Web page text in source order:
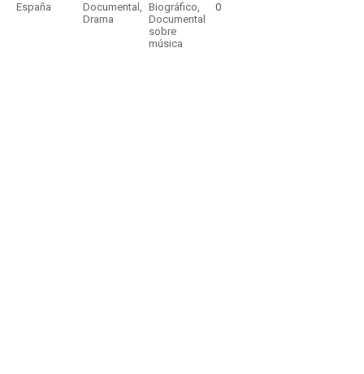
España Documental ,
Drama
Biográfico,
Documental
sobre
música
0